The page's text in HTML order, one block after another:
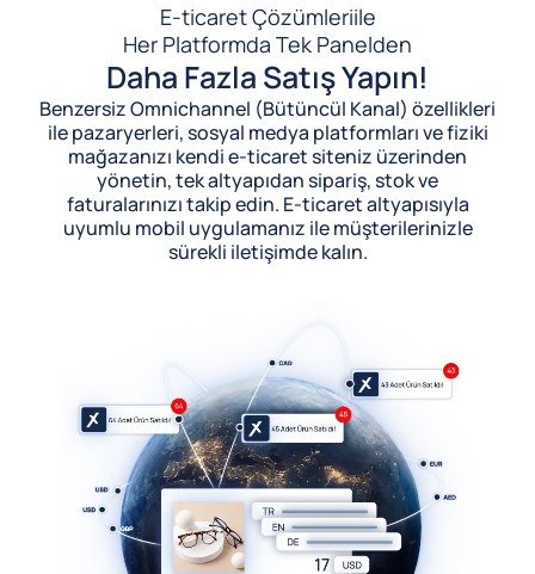
E-ticaret Çözümleriile
Her Platformda Tek Panelden
Daha Fazla Satış Yapın!
Benzersiz Omnichannel (Bütüncül Kanal) özellikleri
ile pazaryerleri, sosyal medya platformları ve fiziki
mağazanızı kendi e-ticaret siteniz üzerinden
yönetin, tek altyapıdan sipariş, stok ve
faturalarınızı takip edin. E-ticaret altyapısıyla
uyumlu mobil uygulamanız ile müşterilerinizle
sürekli iletişimde kalın.